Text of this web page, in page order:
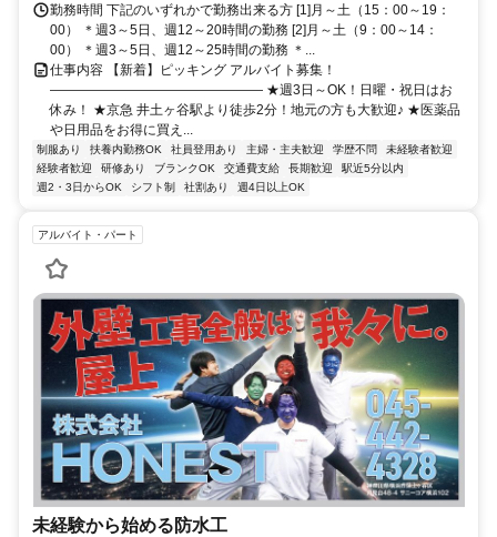
勤務時間 下記のいずれかで勤務出来る方 [1]月～土（15：00～19：
00） ＊週3～5日、週12～20時間の勤務 [2]月～土（9：00～14：
00） ＊週3～5日、週12～25時間の勤務 ＊...
仕事内容 【新着】ピッキング アルバイト募集！
―――――――――――――――― ★週3日～OK！日曜・祝日はお
休み！ ★京急 井土ヶ谷駅より徒歩2分！地元の方も大歓迎♪ ★医薬品
や日用品をお得に買え...
制服あり 扶養内勤務OK 社員登用あり 主婦・主夫歓迎 学歴不問
未経験者歓迎
経験者歓迎
研修あり ブランクOK 交通費支給 長期歓迎
駅近5分以内
週2・3日からOK
シフト制 社割あり 週4日以上OK
アルバイト・パート
未経験から始める防水工